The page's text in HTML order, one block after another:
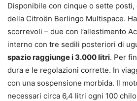
Disponibile con cinque o sette
della Citroën Berlingo Multispace.
scorrevoli – due con l’allestimento
interno con tre sedili posteriori di
spazio raggiunge i 3.000 litri. Per
dura e le regolazioni corrette. In
con una sospensione morbida. Il
necessari circa 6,4 litri ogni 100